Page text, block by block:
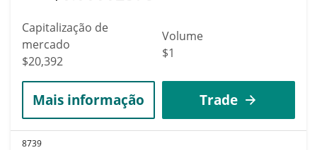
Capitalização de
mercado
$20,392
Volume
$1
Mais informação Trade
8739